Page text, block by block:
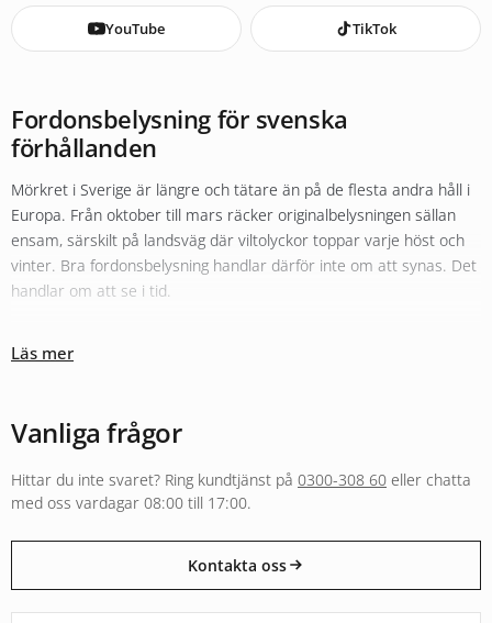
YouTube TikTok
Fordonsbelysning för svenska
förhållanden
Mörkret i Sverige är längre och tätare än på de flesta andra håll i
Europa. Från oktober till mars räcker originalbelysningen sällan
ensam, särskilt på landsväg där viltolyckor toppar varje höst och
vinter. Bra fordonsbelysning handlar därför inte om att synas. Det
handlar om att se i tid.
konvertering
för bättre färgtemperatur och räckvidd. För längre
sträckor i mörker fyller
funktion än vad originalljuset klarar, både i räckvidd och i ljusbild.
Arbetsbelysning och varningsljus följer separata regelverk och är
till varningsljus på utryckningsfordon.
E-godkänt för väg eller byggt för annan användning
Läs mer
Vanliga frågor
Hittar du inte svaret? Ring kundtjänst på 0300-308 60 eller chatta
med oss vardagar 08:00 till 17:00.
Kontakta oss